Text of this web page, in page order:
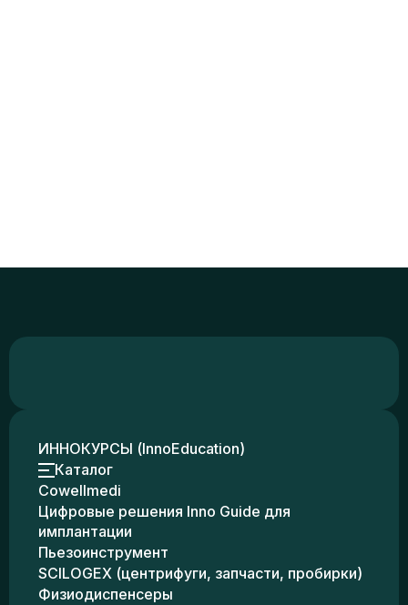
ИННОКУРСЫ (InnoEducation)
Каталог
Cowellmedi
Цифровые решения Inno Guide для
имплантации
Пьезоинструмент
SCILOGEX (центрифуги, запчасти, пробирки)
Физиодиспенсеры